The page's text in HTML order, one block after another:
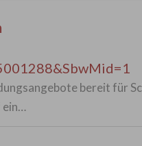
bereit für
ein…